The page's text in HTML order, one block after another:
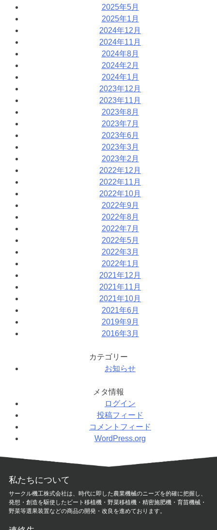
2025年5月
2025年1月
2024年12月
2024年11月
2024年8月
2024年2月
2024年1月
2023年12月
2023年11月
2023年8月
2023年7月
2023年6月
2023年3月
2023年2月
2022年12月
2022年11月
2022年10月
2022年9月
2022年8月
2022年7月
2022年5月
2022年3月
2022年1月
2021年12月
2021年11月
2021年10月
2021年6月
2019年9月
2016年3月
カテゴリー
お知らせ
メタ情報
ログイン
投稿フィード
コメントフィード
WordPress.org
私たちについて
サークル機工株式会社は、時代に即した農業機械のニーズを的確に把握し、
発想・創造を駆使したビート移植機・野菜移植機・精密施肥機・育苗機械・
野菜等選果装置などの商品の開発・改良を進めております。